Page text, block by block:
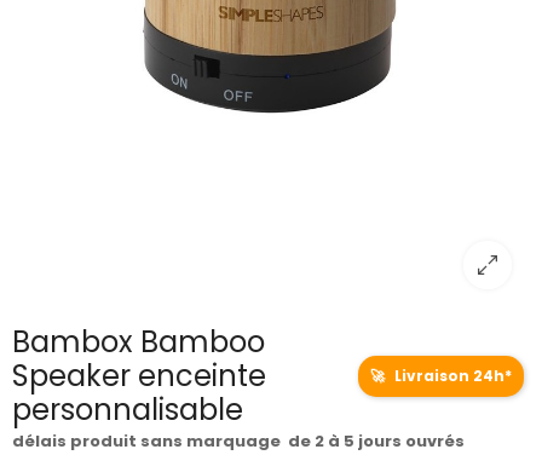
Bambox Bamboo
Speaker enceinte
personnalisable
🚀 Livraison 24h*
délais produit sans marquage de 2 à 5 jours ouvrés